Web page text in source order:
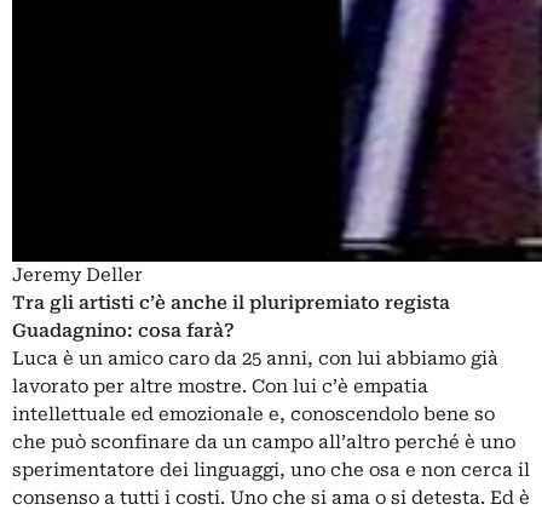
Jeremy Deller
Tra gli artisti c’è anche il pluripremiato regista
Guadagnino: cosa farà?
Luca è un amico caro da 25 anni, con lui abbiamo già
lavorato per altre mostre. Con lui c’è empatia
intellettuale ed emozionale e, conoscendolo bene so
che può sconfinare da un campo all’altro perché è uno
sperimentatore dei linguaggi, uno che osa e non cerca il
consenso a tutti i costi. Uno che si ama o si detesta. Ed è